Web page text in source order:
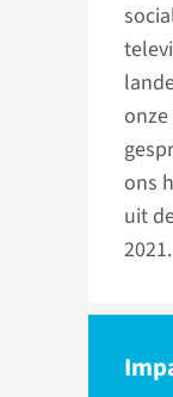
ons
uit
2021.